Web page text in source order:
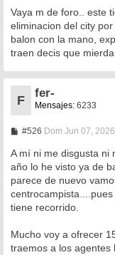
n
s
a
j
e
Vaya m de foro.. este
eliminacion del city
balon con la mano,
traen decis que
F
fer-
Mensajes: 6233
#526M
n
a
j
e
Dom Jun 07,
A mí ni me disgusta ni
año lo he visto ya de
parece de nuevo
tiene recorrido.
Mucho voy a ofrecer
traemos a los agentes